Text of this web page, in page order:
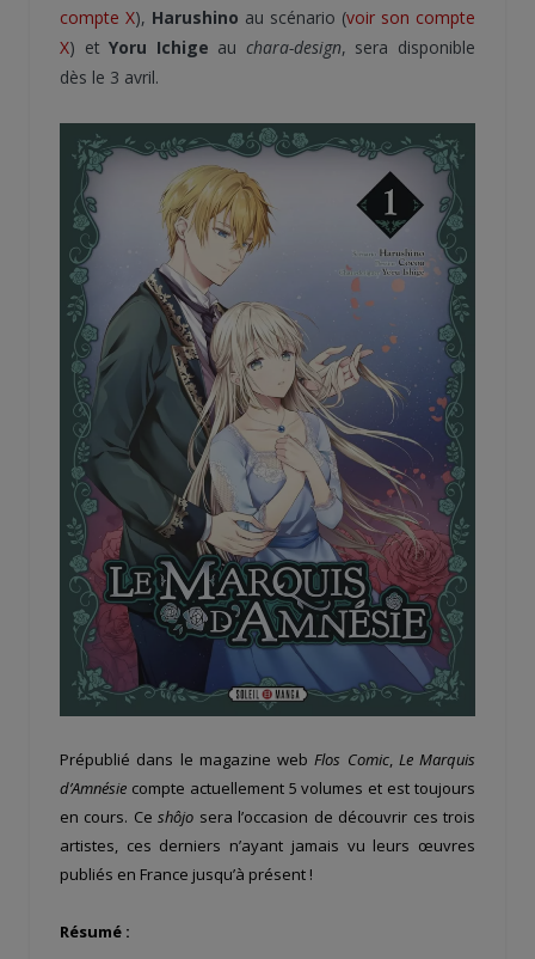
compte X), Harushino au scénario (voir son compte
X) etYoru Ichige au chara-design, sera disponible
dès le 3 avril.
Prépublié dans le magazine webFlos Comic, Le Marquis
d’Amnésie compte actuellement 5 volumes et est toujours
en cours. Ceshôjo sera l’occasion de découvrir ces trois
artistes, ces derniers n’ayant jamais vu leurs œuvres
publiés en France jusqu’à présent !
Résumé :